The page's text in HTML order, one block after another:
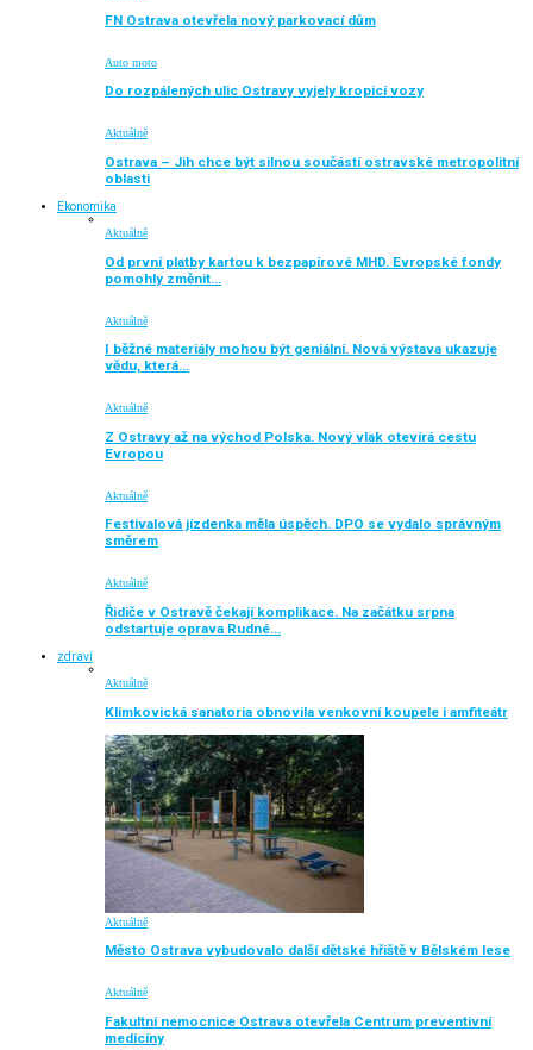
FN Ostrava otevřela nový parkovací dům
Auto moto
Do rozpálených ulic Ostravy vyjely kropicí vozy
Aktuálně
Ostrava – Jih chce být silnou součástí ostravské metropolitní
oblasti
Ekonomika
Aktuálně
Od první platby kartou k bezpapírové MHD. Evropské fondy
pomohly změnit…
Aktuálně
I běžné materiály mohou být geniální. Nová výstava ukazuje
vědu, která…
Aktuálně
Z Ostravy až na východ Polska. Nový vlak otevírá cestu
Evropou
Aktuálně
Festivalová jízdenka měla úspěch. DPO se vydalo správným
směrem
Aktuálně
Řidiče v Ostravě čekají komplikace. Na začátku srpna
odstartuje oprava Rudné…
zdraví
Aktuálně
Klimkovická sanatoria obnovila venkovní koupele i amfiteátr
Aktuálně
Město Ostrava vybudovalo další dětské hřiště v Bělském lese
Aktuálně
Fakultní nemocnice Ostrava otevřela Centrum preventivní
medicíny